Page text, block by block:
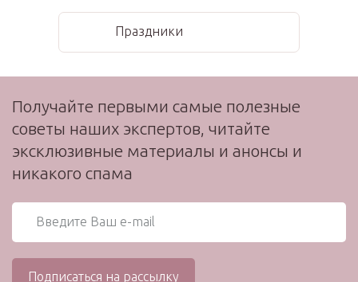
Праздники
Получайте первыми самые полезные
советы наших экспертов, читайте
эксклюзивные материалы и анонсы и
никакого спама